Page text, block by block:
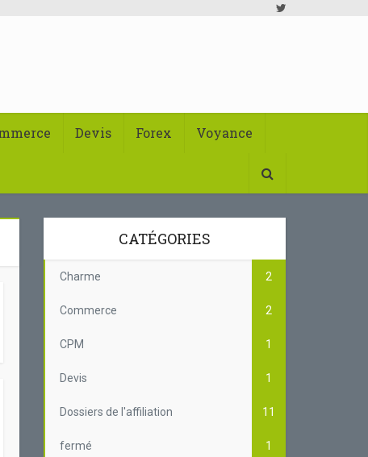
Devis Forex Voyance
CATÉGORIES
Charme 2
Commerce 2
CPM 1
Devis 1
Dossiers de l'affiliation 11
fermé 1